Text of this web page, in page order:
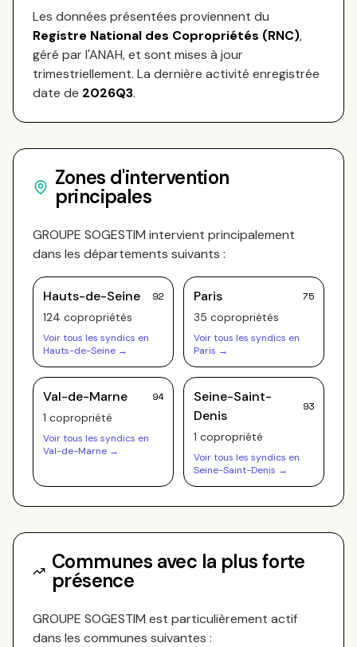
Les données présentées proviennent du
Registre National des Copropriétés (RNC),
géré par l'ANAH, et sont mises à jour
trimestriellement. La dernière activité enregistrée
date de 2026Q3.
Zones d'intervention
principales
GROUPE SOGESTIM intervient principalement
dans les départements suivants :
Hauts-de-Seine 92
124 copropriétés
Voir tous les syndics en
Hauts-de-Seine →
Paris 75
35 copropriétés
Voir tous les syndics en
Paris →
Val-de-Marne 94
1 copropriété
Voir tous les syndics en
Val-de-Marne →
Seine-Saint-
Denis
93
1 copropriété
Voir tous les syndics en
Seine-Saint-Denis →
Communes avec la plus forte
présence
GROUPE SOGESTIM est particulièrement actif
dans les communes suivantes :